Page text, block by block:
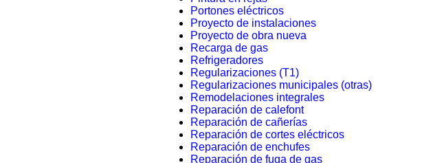
Portones eléctricos
Proyecto de instalaciones
Proyecto de obra nueva
Recarga de gas
Refrigeradores
Regularizaciones (T1)
Regularizaciones municipales (otras)
Remodelaciones integrales
Reparación de calefont
Reparación de cañerías
Reparación de cortes eléctricos
Reparación de enchufes
Reparación de fuga de gas